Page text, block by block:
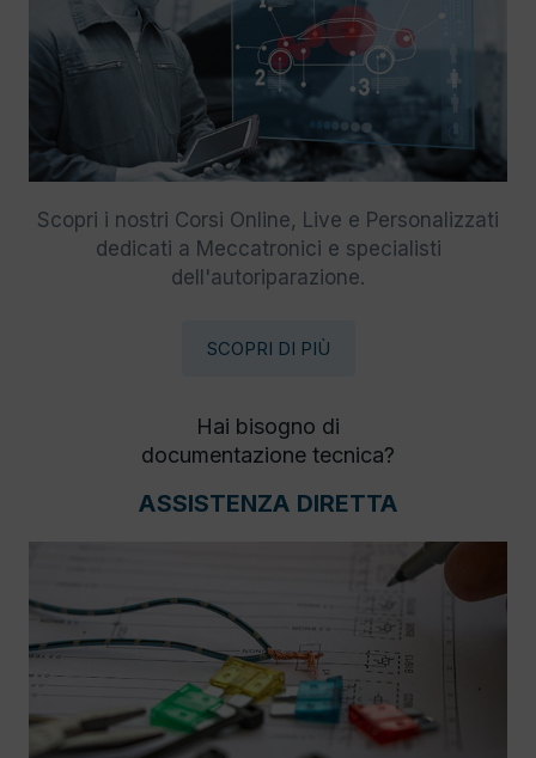
Scopri i nostri Corsi Online, Live e Personalizzati
dedicati a Meccatronici e specialisti
dell'autoriparazione.
SCOPRI DI PIÙ
Hai bisogno di
documentazione tecnica?
ASSISTENZA DIRETTA